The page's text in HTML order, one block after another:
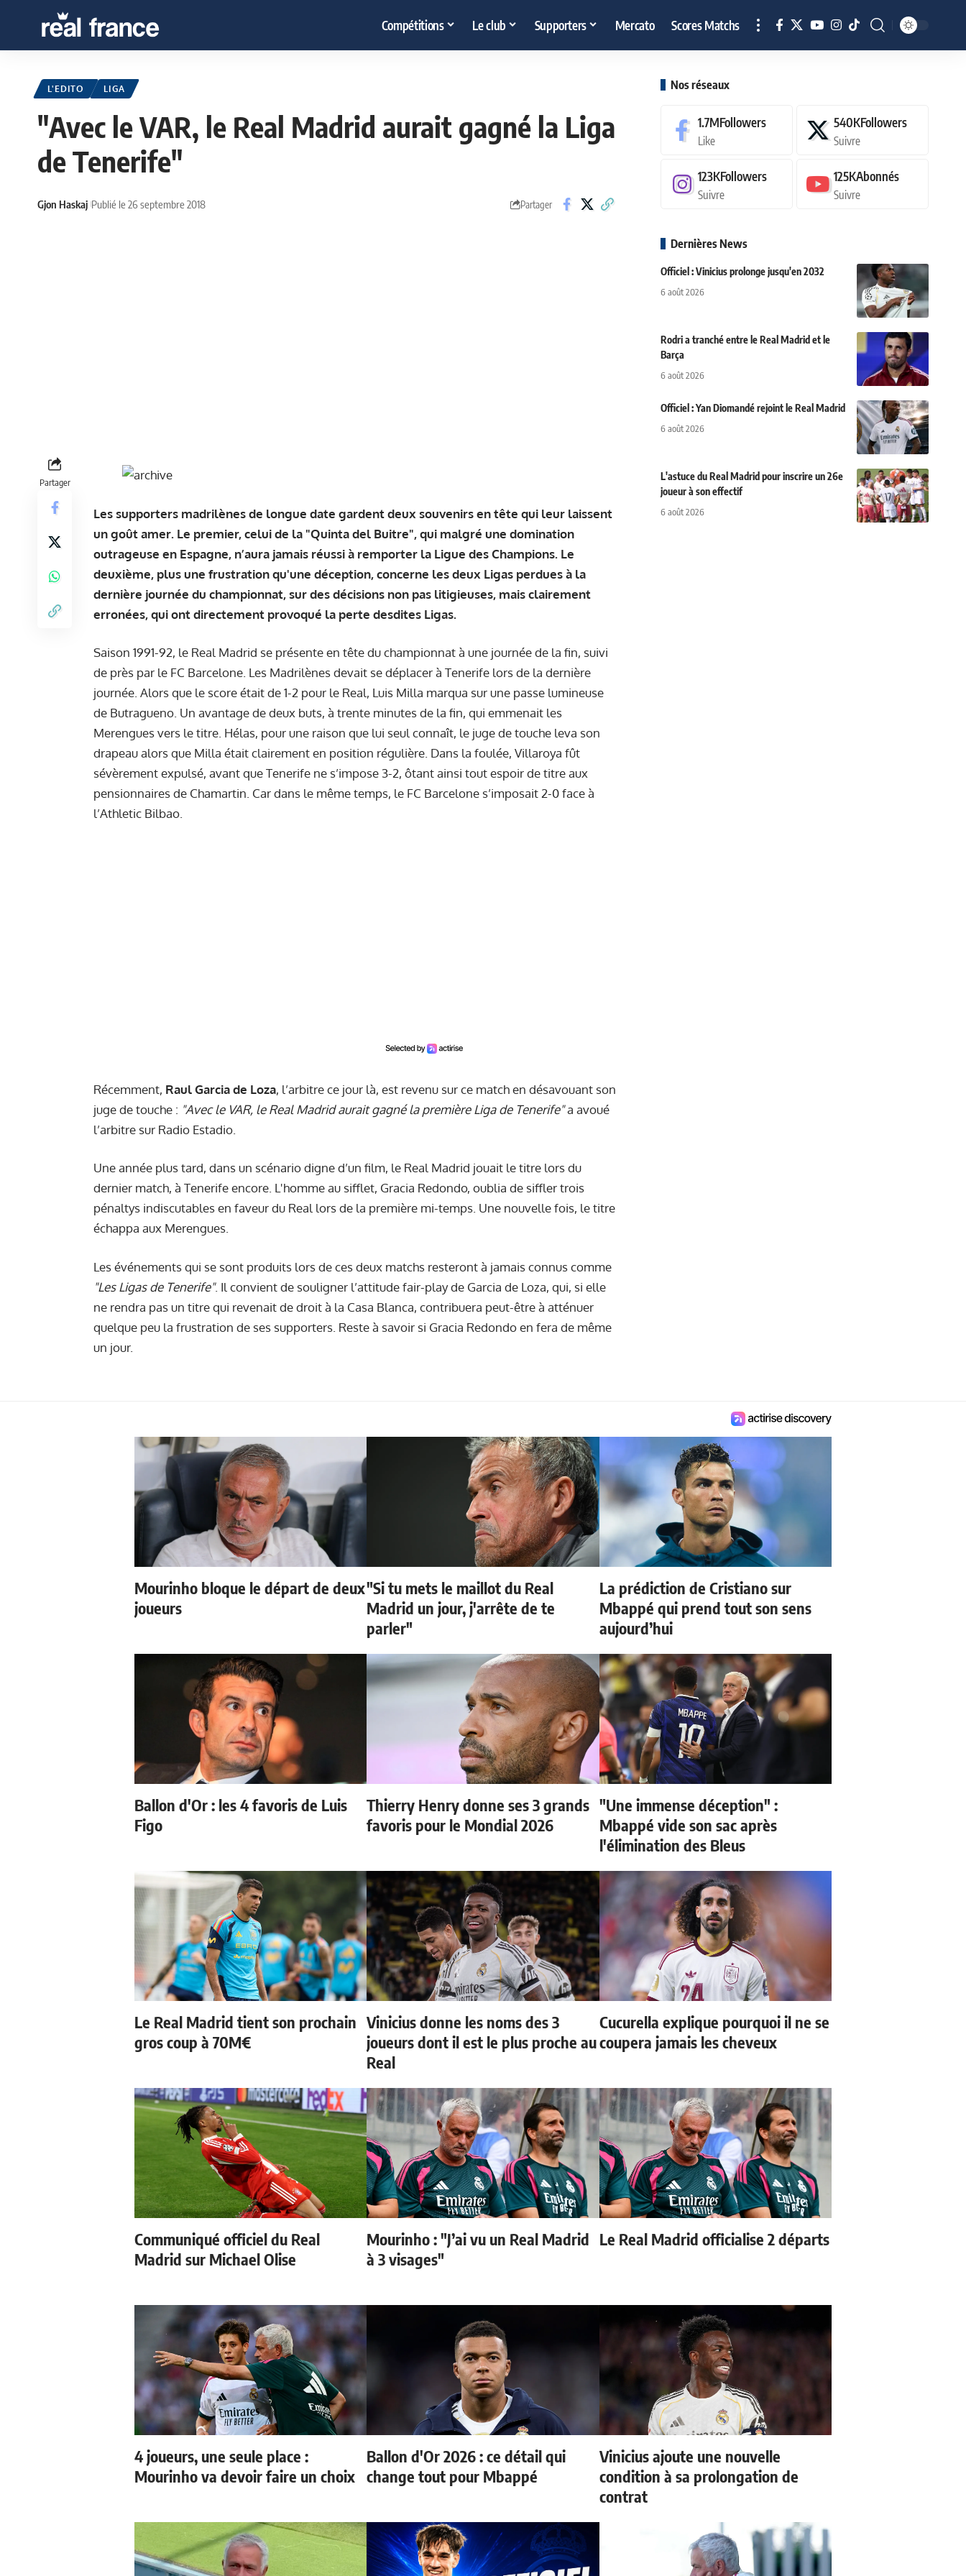
Compétitions Le club Supporters Mercato Scores Matchs
L'EDITO LIGA
"Avec le VAR, le Real Madrid aurait gagné la Liga
de Tenerife"
Gjon Haskaj Publié le 26 septembre 2018 Partager
Partager
Les supporters madrilènes de longue date gardent deux souvenirs en tête qui leur laissent
un goût amer. Le premier, celui de la "Quinta del Buitre", qui malgré une domination
outrageuse en Espagne, n’aura jamais réussi à remporter la Ligue des Champions. Le
deuxième, plus une frustration qu'une déception, concerne les deux Ligas perdues à la
dernière journée du championnat, sur des décisions non pas litigieuses, mais clairement
erronées, qui ont directement provoqué la perte desdites Ligas.
Saison 1991-92, le Real Madrid se présente en tête du championnat à une journée de la fin, suivi
de près par le FC Barcelone. Les Madrilènes devait se déplacer à Tenerife lors de la dernière
journée. Alors que le score était de 1-2 pour le Real, Luis Milla marqua sur une passe lumineuse
de Butragueno. Un avantage de deux buts, à trente minutes de la fin, qui emmenait les
Merengues vers le titre. Hélas, pour une raison que lui seul connaît, le juge de touche leva son
drapeau alors que Milla était clairement en position régulière. Dans la foulée, Villaroya fût
sévèrement expulsé, avant que Tenerife ne s’impose 3-2, ôtant ainsi tout espoir de titre aux
pensionnaires de Chamartin. Car dans le même temps, le FC Barcelone s’imposait 2-0 face à
l’Athletic Bilbao.
Récemment, Raul Garcia de Loza, l’arbitre ce jour là, est revenu sur ce match en désavouant son
juge de touche : "Avec le VAR, le Real Madrid aurait gagné la première Liga de Tenerife"a avoué
l’arbitre sur Radio Estadio.
Une année plus tard, dans un scénario digne d’un film, le Real Madrid jouait le titre lors du
dernier match, à Tenerife encore. L'homme au sifflet, Gracia Redondo, oublia de siffler trois
pénaltys indiscutables en faveur du Real lors de la première mi-temps. Une nouvelle fois, le titre
échappa aux Merengues.
Les événements qui se sont produits lors de ces deux matchs resteront à jamais connus comme
"Les Ligas de Tenerife". Il convient de souligner l’attitude fair-play de Garcia de Loza, qui, si elle
ne rendra pas un titre qui revenait de droit à la Casa Blanca, contribuera peut-être à atténuer
quelque peu la frustration de ses supporters. Reste à savoir si Gracia Redondo en fera de même
un jour.
Nos réseaux
1.7MFollowers
Like
540KFollowers
Suivre
123KFollowers
Suivre
125KAbonnés
Suivre
Dernières News
Officiel : Vinicius prolonge jusqu'en 2032
6 août 2026
Rodri a tranché entre le Real Madrid et le
Barça
6 août 2026
Officiel : Yan Diomandé rejoint le Real Madrid
6 août 2026
L'astuce du Real Madrid pour inscrire un 26e
joueur à son effectif
6 août 2026
Mourinho bloque le départ de deux
joueurs
"Si tu mets le maillot du Real
Madrid un jour, j'arrête de te
parler"
La prédiction de Cristiano sur
Mbappé qui prend tout son sens
aujourd’hui
Ballon d'Or : les 4 favoris de Luis
Figo
Thierry Henry donne ses 3 grands
favoris pour le Mondial 2026
"Une immense déception" :
Mbappé vide son sac après
l'élimination des Bleus
Le Real Madrid tient son prochain
gros coup à 70M€
Vinicius donne les noms des 3
joueurs dont il est le plus proche au
Real
Cucurella explique pourquoi il ne se
coupera jamais les cheveux
Communiqué officiel du Real
Madrid sur Michael Olise
Mourinho : "J’ai vu un Real Madrid
à 3 visages"
Le Real Madrid officialise 2 départs
4 joueurs, une seule place :
Mourinho va devoir faire un choix
Ballon d'Or 2026 : ce détail qui
change tout pour Mbappé
Vinicius ajoute une nouvelle
condition à sa prolongation de
contrat